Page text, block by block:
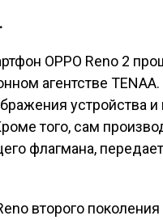
OPPO Reno 2
агентстве
устройства и
того, сам
флагмана,
второго